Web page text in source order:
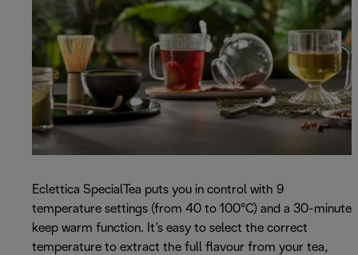
Eclettica SpecialTea puts you in control with 9
temperature settings (from 40 to 100°C) and a 30-minute
keep warm function. It’s easy to select the correct
temperature to extract the full flavour from your tea,